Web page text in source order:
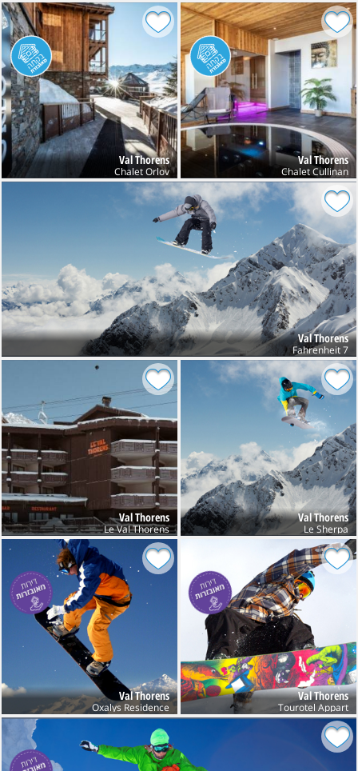
Val Thorens
Chalet Cullinan
Val Thorens
Chalet Orlov
Val Thorens
Fahrenheit 7
Val Thorens
Le Sherpa
Val Thorens
Le Val Thorens
Val Thorens
Tourotel Appart
Val Thorens
Oxalys Residence